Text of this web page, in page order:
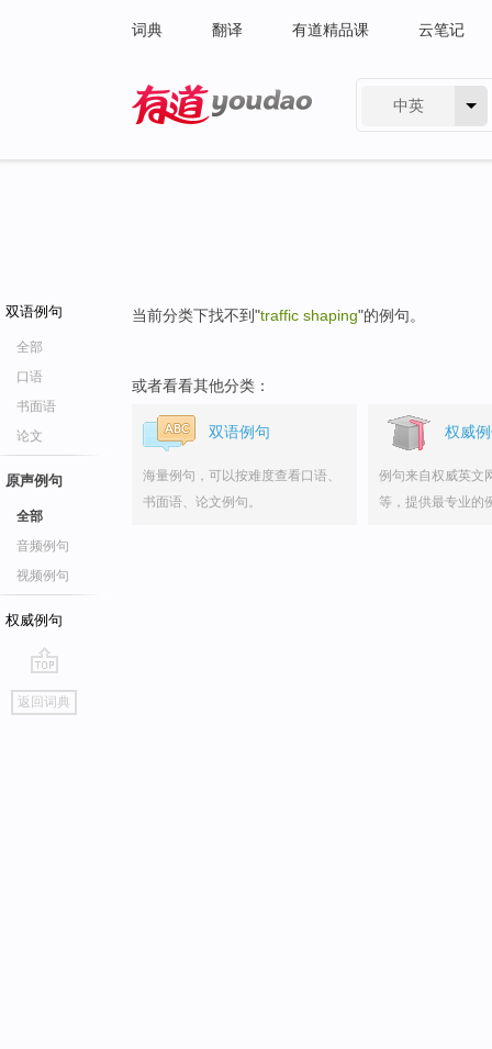
词典 翻译 有道精品课 云笔记
中英
双语例句
全部
口语
书面语
论文
原声例句
全部
音频例句
视频例句
权威例句
go
top
返回词典
当前分类下找不到"traffic shaping"的例句。
或者看看其他分类：
双语例句
海量例句，可以按难度查看口语、
书面语、论文例句。
权威
例句来自权威英文
等，提供最专业的